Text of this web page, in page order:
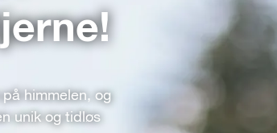
himmelen, og
unik og tidløs